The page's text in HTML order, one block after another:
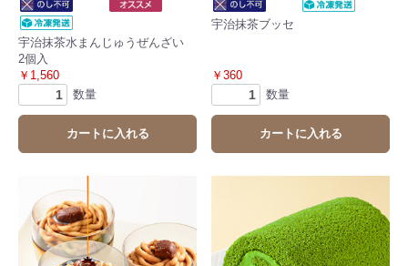
宇治抹茶水まんじゅうぜんざい
2個入
￥1,560
数量
カートに入れる
宇治抹茶ブッセ
￥360
数量
カートに入れる